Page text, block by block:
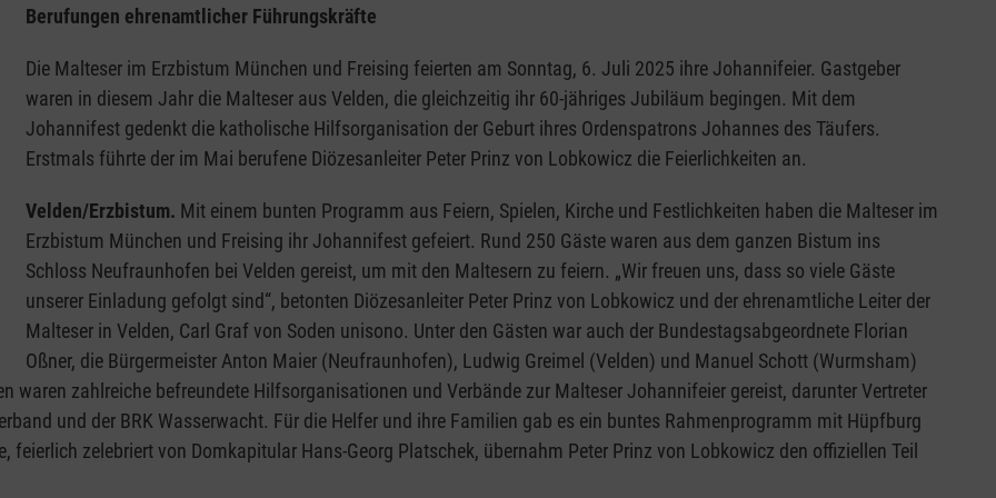
Berufungen ehrenamtlicher Führungskräfte
Die Malteser im Erzbistum München und Freising feierten am Sonntag, 6. Juli 2025 ihre Johannifeier. Gastgeber
waren in diesem Jahr die Malteser aus Velden, die gleichzeitig ihr 60-jähriges Jubiläum begingen. Mit dem
Johannifest gedenkt die katholische Hilfsorganisation der Geburt ihres Ordenspatrons Johannes des Täufers.
Erstmals führte der im Mai berufene Diözesanleiter Peter Prinz von Lobkowicz die Feierlichkeiten an.
Velden/Erzbistum. Mit einem bunten Programm aus Feiern, Spielen, Kirche und Festlichkeiten haben die Malteser im
Erzbistum München und Freising ihr Johannifest gefeiert. Rund 250 Gäste waren aus dem ganzen Bistum ins
Schloss Neufraunhofen bei Velden gereist, um mit den Maltesern zu feiern. „Wir freuen uns, dass so viele Gäste
unserer Einladung gefolgt sind“, betonten Diözesanleiter Peter Prinz von Lobkowicz und der ehrenamtliche Leiter der
Malteser in Velden, Carl Graf von Soden unisono. Unter den Gästen war auch der Bundestagsabgeordnete Florian
Oßner, die Bürgermeister Anton Maier (Neufraunhofen), Ludwig Greimel (Velden) und Manuel Schott (Wurmsham)
waren zahlreiche befreundete Hilfsorganisationen und Verbände zur Malteser Johannifeier gereist, darunter Vertreter
und der BRK Wasserwacht. Für die Helfer und ihre Familien gab es ein buntes Rahmenprogramm mit Hüpfburg
zelebriert von Domkapitular Hans-Georg Platschek, übernahm Peter Prinz von Lobkowicz den offiziellen Teil